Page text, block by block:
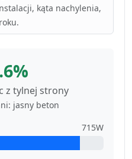
kąta nachylenia,
z tylnej strony
jasny beton
715W